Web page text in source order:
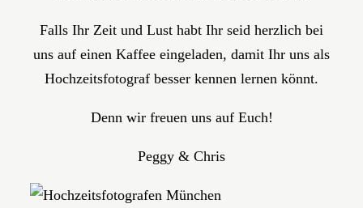
Falls Ihr Zeit und Lust habt Ihr seid herzlich bei
uns auf einen Kaffee eingeladen, damit Ihr uns als
Hochzeitsfotograf besser kennen lernen könnt.
Denn wir freuen uns auf Euch!
Peggy & Chris